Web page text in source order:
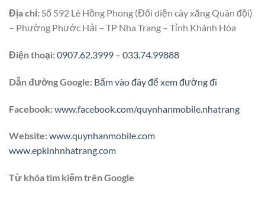
Địa chỉ:Số 592 Lê Hồng Phong (Đối diện cây xăng Quân đội)
– Phường Phước Hải – TP Nha Trang – Tỉnh Khánh Hòa
Điện thoại:0907.62.3999 – 033.74.99888
Dẫn đường Google: Bấm vào đây để xem đường đi
Facebook:www.facebook.com/quynhanmobile.nhatrang
Website:www.quynhanmobile.com
www.epkinhnhatrang.com
Từ khóa tìm kiếm trên Google